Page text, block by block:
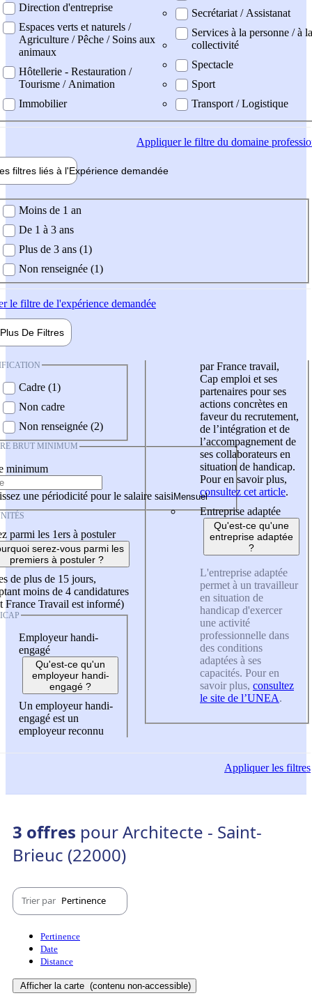
Direction d'entreprise
Espaces verts et naturels /
Agriculture / Pêche / Soins aux
animaux
Hôtellerie - Restauration /
Tourisme / Animation
Immobilier
Secrétariat / Assistanat
Services à la personne / à la
collectivité
Spectacle
Sport
Transport / Logistique
Appliquerle filtre du domaine
filtres liés à l'Expérience demandée
demandée
Moins de 1 an
De 1 à 3 ans
Plus de 3 ans (1)
Non renseignée (1)
le filtre de l'expérience demandée
Plus De Filtres
Cadre (1)
Non cadre
Non renseignée (2)
BRUT MINIMUM
minimum
une périodicité pour le salaire saisi
parmi les 1ers à postuler
serez-vous parmi les
premiers à postuler ?
de plus de 15 jours,
moins de 4 candidatures
France Travail est informé)
Employeur handi-
engagé
Qu'est-ce qu'un
employeur handi-
engagé ?
Un employeur handi-
engagé est un
employeur reconnu
par France travail,
Cap emploi et ses
partenaires pour ses
actions concrètes en
faveur du recrutement,
de l’intégration et de
l’accompagnement de
ses collaborateurs en
situation de handicap.
Pour en savoir plus,
consultez cet article.
Entreprise adaptée
Qu'est-ce qu'une
entreprise adaptée
?
L'entreprise adaptée
permet à un travailleur
en situation de
handicap d'exercer
une activité
professionnelle dans
des conditions
adaptées à ses
capacités. Pour en
savoir plus, consultez
le site de l’UNEA.
Appliquerles filtres
3 offres pour Architecte - Saint-
Brieuc (22000)
Trier par Pertinence
Pertinence
Date
Distance
Afficher la carte (contenu non-accessible)